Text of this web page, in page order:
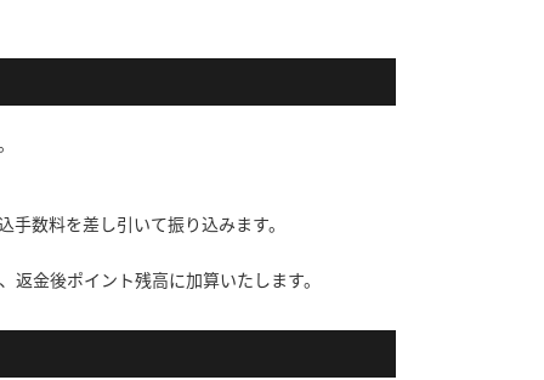
数料を差し引いて振り込みます。
金後ポイント残高に加算いたします。